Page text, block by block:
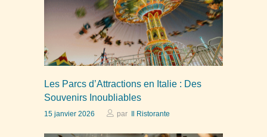
Les Parcs d’Attractions en Italie : Des
Souvenirs Inoubliables
15 janvier 2026 par Il Ristorante